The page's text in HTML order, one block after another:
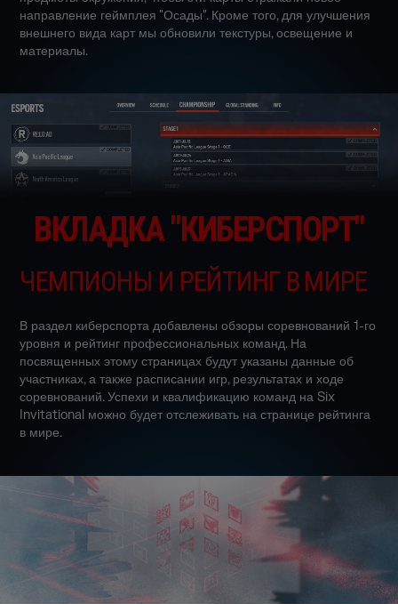
направление геймплея "Осады". Кроме того, для улучшения
внешнего вида карт мы обновили текстуры, освещение и
материалы.
ВКЛАДКА "КИБЕРСПОРТ"
ЧЕМПИОНЫ И РЕЙТИНГ В МИРЕ
В раздел киберспорта добавлены обзоры соревнований 1-го
уровня и рейтинг профессиональных команд. На
посвященных этому страницах будут указаны данные об
участниках, а также расписании игр, результатах и ходе
соревнований. Успехи и квалификацию команд на Six
Invitational можно будет отслеживать на странице рейтинга
в мире.